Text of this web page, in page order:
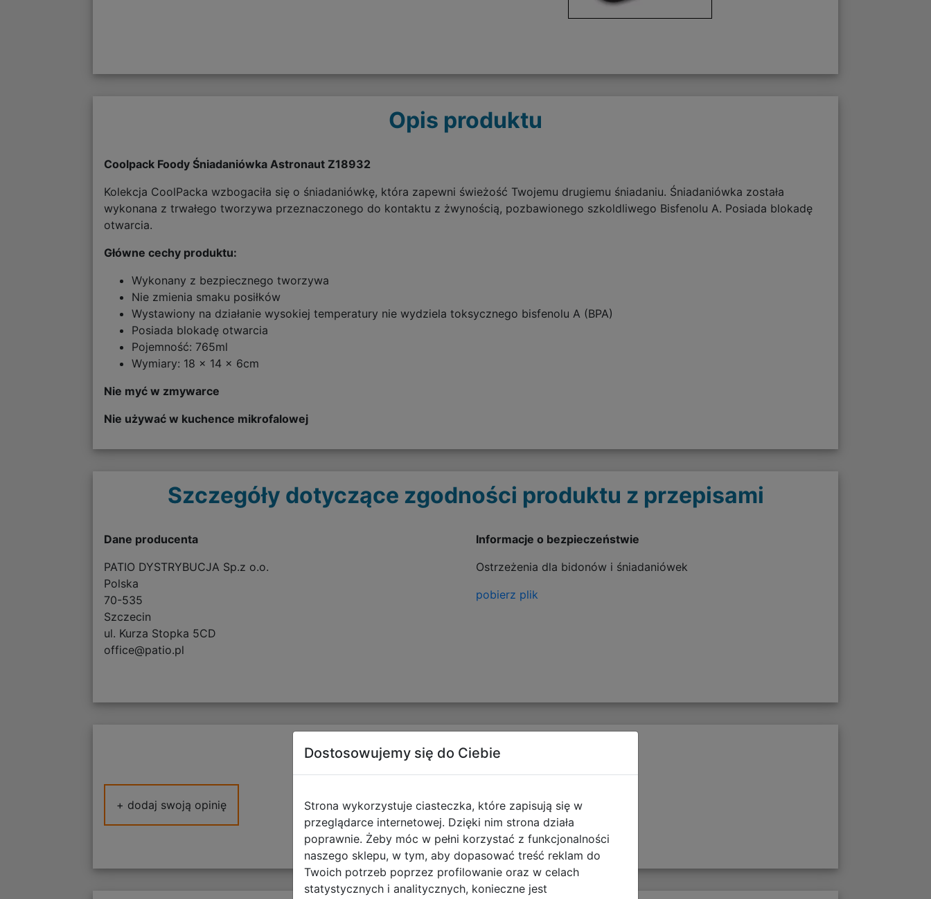
Opis produktu
Coolpack Foody Śniadaniówka Astronaut Z18932
Kolekcja CoolPacka wzbogaciła się o śniadaniówkę, która zapewni świeżość Twojemu drugiemu śniadaniu. Śniadaniówka została
wykonana z trwałego tworzywa przeznaczonego do kontaktu z żwynością, pozbawionego szkoldliwego Bisfenolu A. Posiada blokadę
otwarcia.
Główne cechy produktu:
Wykonany z bezpiecznego tworzywa
Nie zmienia smaku posiłków
Wystawiony na działanie wysokiej temperatury nie wydziela toksycznego bisfenolu A (BPA)
Posiada blokadę otwarcia
Pojemność: 765ml
Wymiary: 18 x 14 x 6cm
Nie myć w zmywarce
Nie używać w kuchence mikrofalowej
Szczegóły dotyczące zgodności produktu z przepisami
Dane producenta
PATIO DYSTRYBUCJA Sp.z o.o.
Polska
70-535
Szczecin
ul. Kurza Stopka 5CD
office@patio.pl
Informacje o bezpieczeństwie
Ostrzeżenia dla bidonów i śniadaniówek
pobierz plik
Opinie o produkcie
+ dodaj swoją opinię
Dostosowujemy się do Ciebie
Strona wykorzystuje ciasteczka, które zapisują się w
przeglądarce internetowej. Dzięki nim strona działa
poprawnie. Żeby móc w pełni korzystać z funkcjonalności
naszego sklepu, w tym, aby dopasować treść reklam do
Twoich potrzeb poprzez profilowanie oraz w celach
statystycznych i analitycznych, konieczne jest